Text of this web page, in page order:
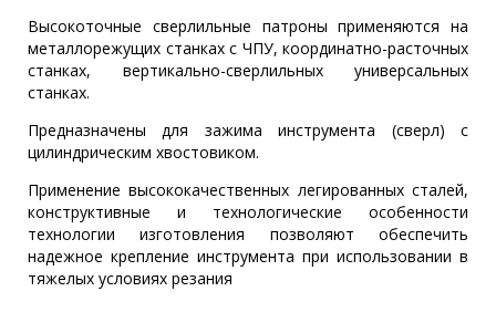
Высокоточные сверлильные патроны применяются на
металлорежущих станках с ЧПУ, координатно-расточных
станках, вертикально-сверлильных универсальных
станках.
Предназначены для зажима инструмента (сверл) с
цилиндрическим хвостовиком.
Применение высококачественных легированных сталей,
конструктивные и технологические особенности
технологии изготовления позволяют обеспечить
надежное крепление инструмента при использовании в
тяжелых условиях резания